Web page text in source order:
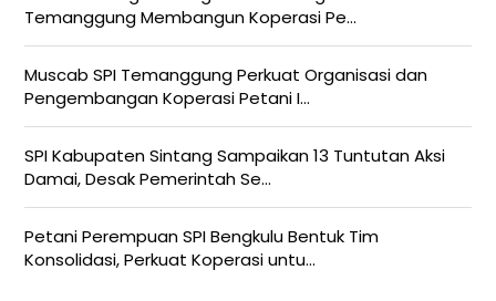
Temanggung Membangun Koperasi Pe...
Muscab SPI Temanggung Perkuat Organisasi dan
Pengembangan Koperasi Petani I...
SPI Kabupaten Sintang Sampaikan 13 Tuntutan Aksi
Damai, Desak Pemerintah Se...
Petani Perempuan SPI Bengkulu Bentuk Tim
Konsolidasi, Perkuat Koperasi untu...